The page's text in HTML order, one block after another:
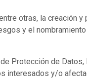
otras, la creación y
y el
Protección de
interesados y/o